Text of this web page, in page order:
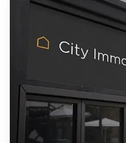
Jetzt